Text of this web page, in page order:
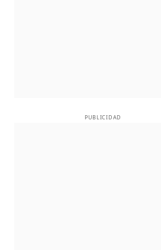
PUBLICIDAD